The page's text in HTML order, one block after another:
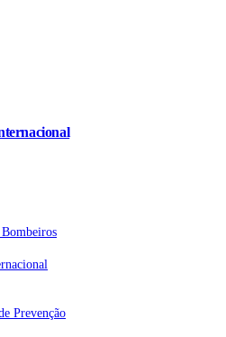
Prevenção